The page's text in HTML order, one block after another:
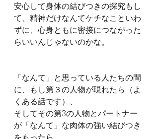
安心して身体の結びつきの探究もし
て、精神だけなんてケチなこといわ
ずに、心身ともに密接につながった
らいいんじゃないのかな。
「なんて」と思っている人たちの間
に、もし第３の人物が現れたら（よ
くある話です）、
そしてその第3の人物とパートナー
が「なんて」な肉体の強い結びつき